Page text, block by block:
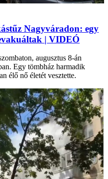
Nagyváradon: egy
| VIDEÓ
augusztus 8-án
Egy tömbház harmadik
élő nő életét vesztette.